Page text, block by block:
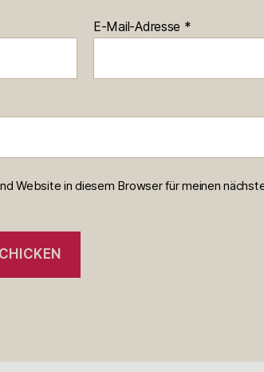
E-Mail-Adresse *
Website in diesem Browser für meinen